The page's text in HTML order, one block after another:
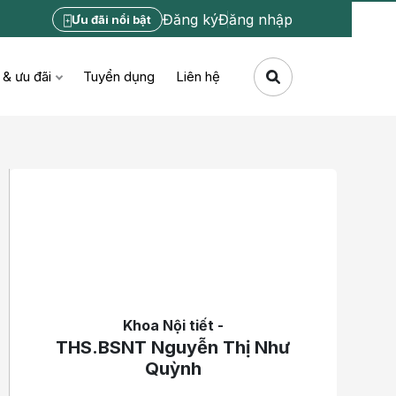
Ưu đãi nổi bật Đăng kýĐăng nhập
ưu đãi Tuyển dụng Liên hệ
Khoa Nội tiết -
THS.BSNT Nguyễn Thị Như
Quỳnh